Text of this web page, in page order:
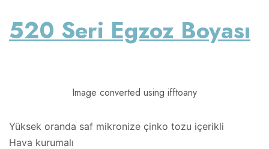
520 Seri Egzoz Boyası
Image converted using ifftoany
Yüksek oranda saf mikronize çinko tozu içerikli
Hava kurumalı